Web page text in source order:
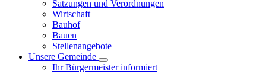
Satzungen und Verordnungen
Wirtschaft
Bauhof
Bauen
Stellenangebote
Unsere Gemeinde
Ihr Bürgermeister informiert